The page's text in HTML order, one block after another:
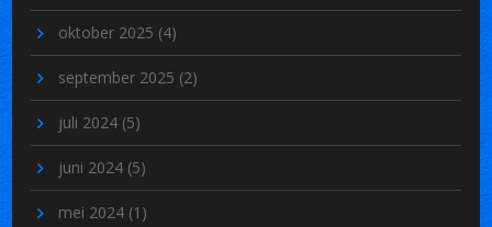
oktober 2025 (4)
september 2025 (2)
juli 2024 (5)
juni 2024 (5)
mei 2024 (1)